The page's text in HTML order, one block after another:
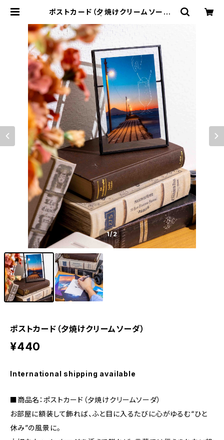
ポストカード（夕焼けクリームソーダ）
1/2
ポストカード（夕焼けクリームソーダ）
¥440
International shipping available
■商品名：ポストカード（夕焼けクリームソーダ）
お部屋に額装して飾れば、ふと目に入るたびに心がゆるむ“ひと
休み”の風景に。